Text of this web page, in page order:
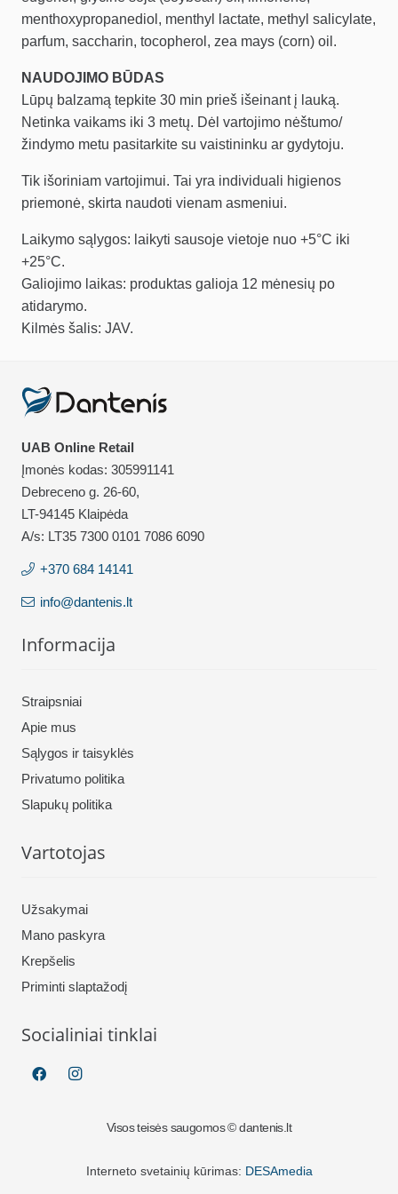
menthoxypropanediol, menthyl lactate, methyl salicylate,
parfum, saccharin, tocopherol, zea mays (corn) oil.
NAUDOJIMO BŪDAS
Lūpų balzamą tepkite 30 min prieš išeinant į lauką.
Netinka vaikams iki 3 metų. Dėl vartojimo nėštumo/
žindymo metu pasitarkite su vaistininku ar gydytoju.
Tik išoriniam vartojimui. Tai yra individuali higienos
priemonė, skirta naudoti vienam asmeniui.
Laikymo sąlygos: laikyti sausoje vietoje nuo +5°C iki
+25°C.
Galiojimo laikas: produktas galioja 12 mėnesių po
atidarymo.
Kilmės šalis: JAV.
UAB Online Retail
Įmonės kodas: 305991141
Debreceno g. 26-60,
LT-94145 Klaipėda
A/s: LT35 7300 0101 7086 6090
+370 684 14141
info@dantenis.lt
Informacija
Straipsniai
Apie mus
Sąlygos ir taisyklės
Privatumo politika
Slapukų politika
Vartotojas
Užsakymai
Mano paskyra
Krepšelis
Priminti slaptažodį
Socialiniai tinklai
Visos teisės saugomos © dantenis.lt
Interneto svetainių kūrimas: DESAmedia